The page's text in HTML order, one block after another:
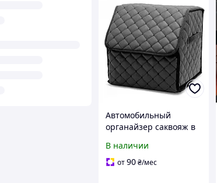
Автомобильный
органайзер саквояж в
32х30х30см Черный
В наличии
от90₴/мес